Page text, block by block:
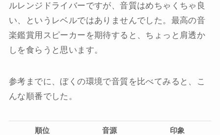
ルレンジドライバーですが、音質はめちゃくちゃ良
い、というレベルではありませんでした。最高の音
楽鑑賞用スピーカーを期待すると、ちょっと肩透か
しを食らうと思います。
参考までに、ぼくの環境で音質を比べてみると、こ
んな順番でした。
順位 音源 印象